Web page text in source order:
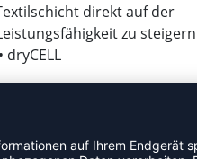
direkt auf der
zu steigern